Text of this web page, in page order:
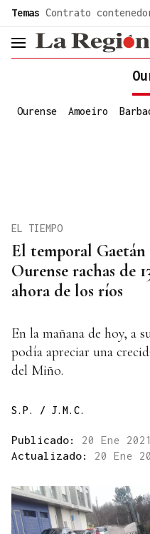
Temas Contrato
header.menu.open
Ourense Amoeiro
El temporal
Ourense rachas de
ahora de los ríos
EL TIEMPO
En la mañana de hoy, a
podía apreciar una
del Miño.
S.P. / J.M.C.
Publicado: 20 Ene
Actualizado: 20 Ene